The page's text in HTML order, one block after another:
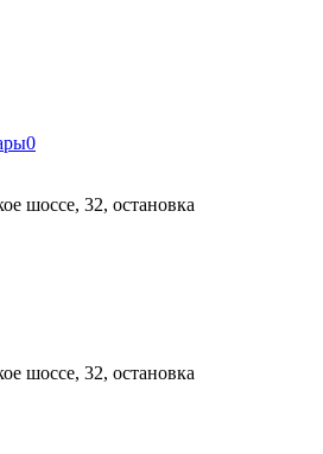
0
шоссе, 32, остановка
шоссе, 32, остановка